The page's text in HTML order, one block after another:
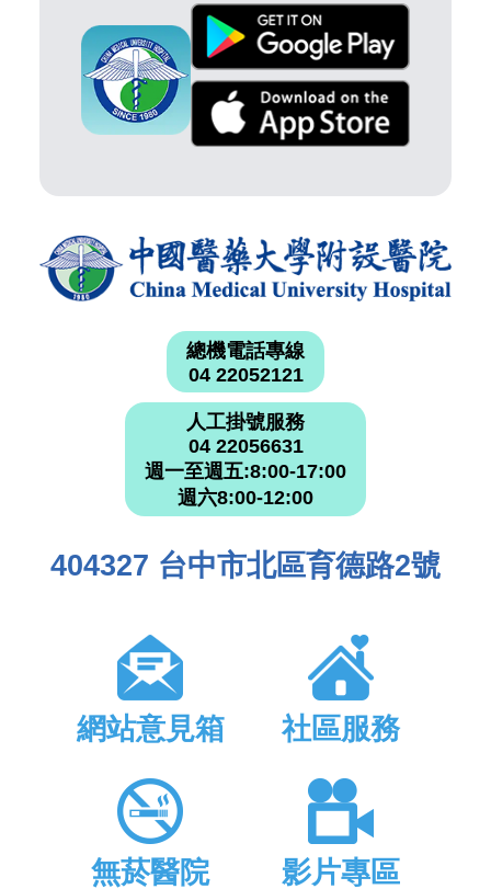
總機電話專線
04 22052121
人工掛號服務
04 22056631
週一至週五:8:00-17:00
週六8:00-12:00
404327 台中市北區育德路2號
網站意見箱 社區服務
無菸醫院 影片專區